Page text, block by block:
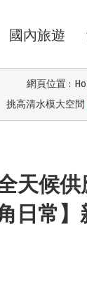
國內旅遊
網頁位置 :
挑高清水模大空間
天候
日常